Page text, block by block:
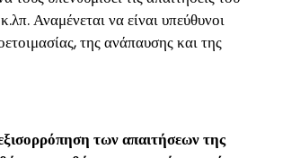
Αναμένεται να είναι υπεύθυνοι
της ανάπαυσης και της
των απαιτήσεων της